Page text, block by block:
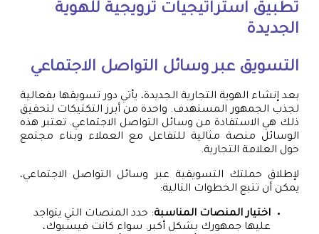
تطبيق استراتيجيات ترويجية للهوية
الجديدة
التسويق عبر وسائل التواصل الاجتماعي
بعد إنشاء الهوية التجارية الجديدة، يأتي دور تسويقها بفعالية
لجذب الجمهور المستهدف. واحدة من أبرز التكتيكات لتحقيق
ذلك هي الاستفادة من وسائل التواصل الاجتماعي. تعتبر هذه
الوسائل منصة مثالية للتفاعل مع العملاء وبناء مجتمع
حول العلامة التجارية.
لإطلاق حملتك التسويقية عبر وسائل التواصل الاجتماعي،
يمكن أن تتبع الخطوات التالية:
اختيار المنصات المناسبة: حدد المنصات التي يتواجد
عليها جمهورك بشكل أكبر. سواء كانت فيسبوك،